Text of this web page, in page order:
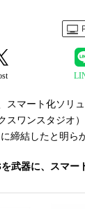
スマート化ソリ
スワンスタジオ
締結したと明ら
武器に、スマー